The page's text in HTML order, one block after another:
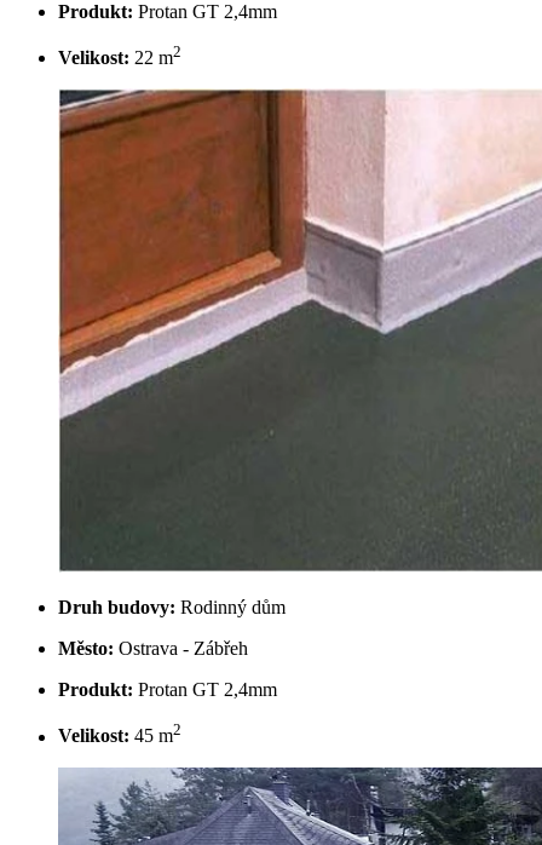
Produkt: Protan GT 2,4mm
Velikost: 22 m2
Druh budovy: Rodinný dům
Město: Ostrava - Zábřeh
Produkt: Protan GT 2,4mm
Velikost: 45 m2